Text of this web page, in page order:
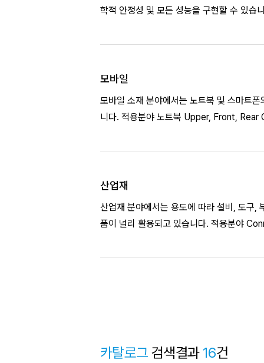
모바일
모바일 소재 분야에서는 노트북 및 스마트
니다. 적용분야 노트북 Upper,
산업재
산업재 분야에서는 용도에 따라 설비, 도구,
품이 널리 활용되
카탈로그 검색결과 16건